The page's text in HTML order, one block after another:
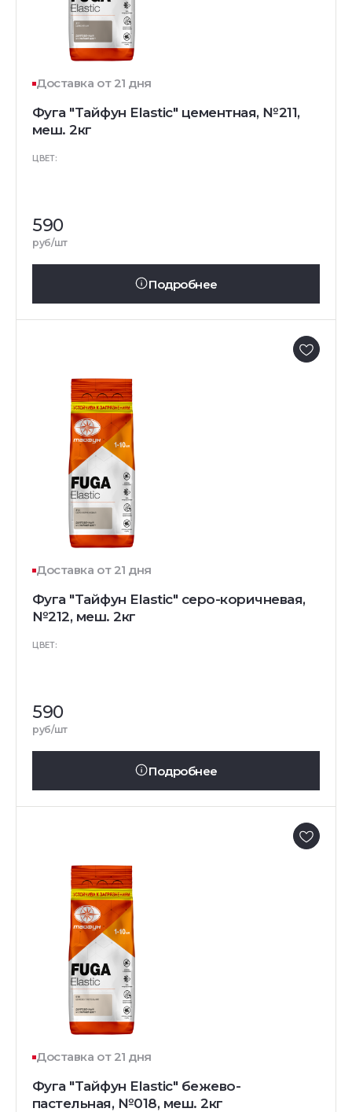
Доставка от 21 дня
Фуга "Тайфун Elastic" цементная, №211,
меш. 2кг
ЦВЕТ:
590
руб/шт
Подробнее
Доставка от 21 дня
Фуга "Тайфун Elastic" серо-коричневая,
№212, меш. 2кг
ЦВЕТ:
590
руб/шт
Подробнее
Доставка от 21 дня
Фуга "Тайфун Elastic" бежево-
пастельная, №018, меш. 2кг